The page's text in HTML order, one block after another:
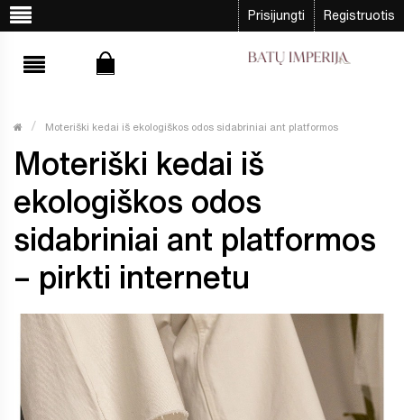
Prisijungti Registruotis
Moteriški kedai iš ekologiškos odos sidabriniai ant platformos
Moteriški kedai iš
ekologiškos odos
sidabriniai ant platformos
– pirkti internetu